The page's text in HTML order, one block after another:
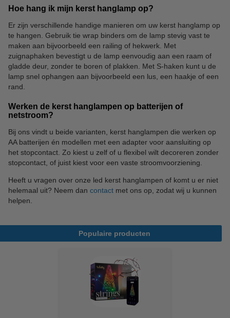
Hoe hang ik mijn kerst hanglamp op?
Er zijn verschillende handige manieren om uw kerst hanglamp op
te hangen. Gebruik tie wrap binders om de lamp stevig vast te
maken aan bijvoorbeeld een railing of hekwerk. Met
zuignaphaken bevestigt u de lamp eenvoudig aan een raam of
gladde deur, zonder te boren of plakken. Met S-haken kunt u de
lamp snel ophangen aan bijvoorbeeld een lus, een haakje of een
rand.
Werken de kerst hanglampen op batterijen of
netstroom?
Bij ons vindt u beide varianten, kerst hanglampen die werken op
AA batterijen én modellen met een adapter voor aansluiting op
het stopcontact. Zo kiest u zelf of u flexibel wilt decoreren zonder
stopcontact, of juist kiest voor een vaste stroomvoorziening.
Heeft u vragen over onze led kerst hanglampen of komt u er niet
helemaal uit? Neem dan contact met ons op, zodat wij u kunnen
helpen.
Populaire producten